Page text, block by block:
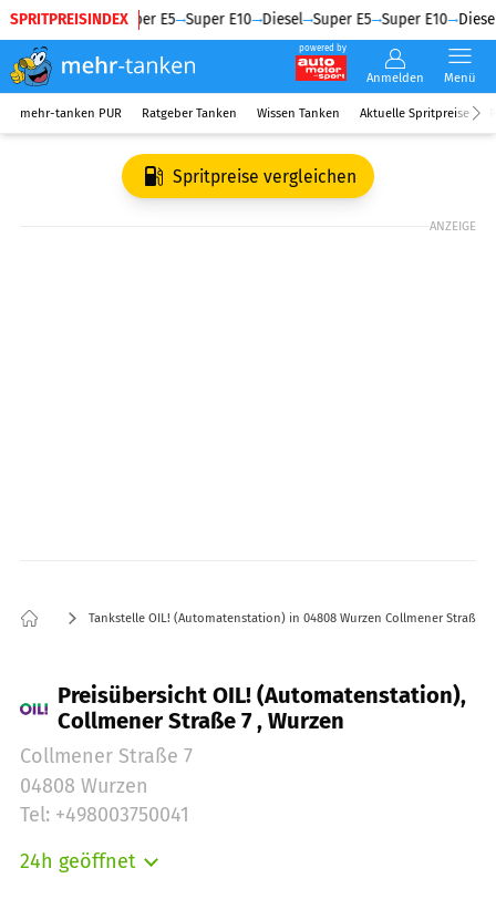
SPRITPREISINDEX
Diesel Super E5 Super E10 Diesel Super E5 Super E10 Diesel
powered by
Anmelden Menü
mehr-tanken PUR Ratgeber Tanken Wissen Tanken Aktuelle Spritpreise
Spritpreise vergleichen
ANZEIGE
Tankstelle OIL! (Automatenstation) in 04808 Wurzen Collmener Straße 7
Preisübersicht OIL! (Automatenstation),
Collmener Straße 7 , Wurzen
Collmener Straße 7
04808 Wurzen
Tel: +498003750041
24h geöffnet